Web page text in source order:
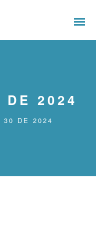
DE 2024
30 DE 2024